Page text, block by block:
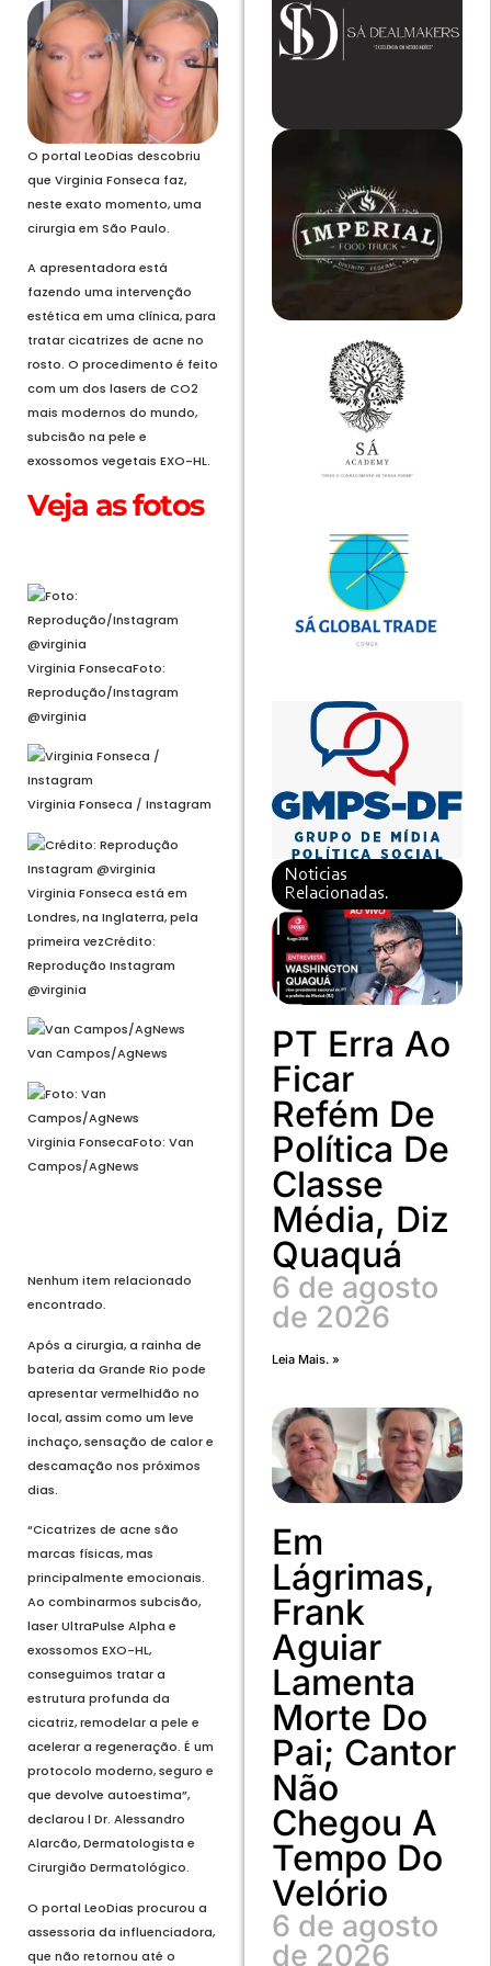
O portal LeoDias descobriu
que Virginia Fonseca faz,
neste exato momento, uma
cirurgia em São Paulo.
A apresentadora está
fazendo uma intervenção
estética em uma clínica, para
tratar cicatrizes de acne no
rosto. O procedimento é feito
com um dos lasers de CO2
mais modernos do mundo,
subcisão na pele e
exossomos vegetais EXO-HL.
Veja as fotos
Virginia FonsecaFoto:
Reprodução/Instagram
@virginia
Virginia Fonseca / Instagram
Virginia Fonseca está em
Londres, na Inglaterra, pela
primeira vezCrédito:
Reprodução Instagram
@virginia
Van Campos/AgNews
Virginia FonsecaFoto: Van
Campos/AgNews
Nenhum item relacionado
encontrado.
Após a cirurgia, a rainha de
bateria da Grande Rio pode
apresentar vermelhidão no
local, assim como um leve
inchaço, sensação de calor e
descamação nos próximos
dias.
“Cicatrizes de acne são
marcas físicas, mas
principalmente emocionais.
Ao combinarmos subcisão,
laser UltraPulse Alpha e
exossomos EXO-HL,
conseguimos tratar a
estrutura profunda da
cicatriz, remodelar a pele e
acelerar a regeneração. É um
protocolo moderno, seguro e
que devolve autoestima”,
declarou l Dr. Alessandro
Alarcão, Dermatologista e
Cirurgião Dermatológico.
O portal LeoDias procurou a
assessoria da influenciadora,
que não retornou até o
Noticias
Relacionadas.
PT Erra Ao
Ficar
Refém De
Política De
Classe
Média, Diz
Quaquá
6 de agosto
de 2026
Leia Mais. »
Em
Lágrimas,
Frank
Aguiar
Lamenta
Morte Do
Pai; Cantor
Não
Chegou A
Tempo Do
Velório
6 de agosto
de 2026